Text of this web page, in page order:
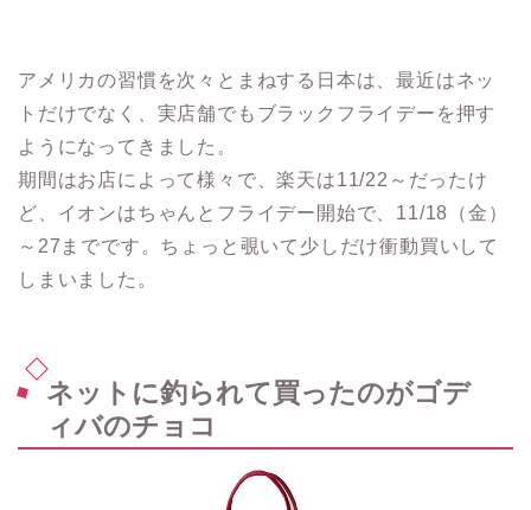
アメリカの習慣を次々とまねする日本は、最近はネッ
トだけでなく、実店舗でもブラックフライデーを押す
ようになってきました。
期間はお店によって様々で、楽天は11/22～だったけ
ど、イオンはちゃんとフライデー開始で、11/18（金）
～27までです。ちょっと覗いて少しだけ衝動買いして
しまいました。
ネットに釣られて買ったのがゴデ
ィバのチョコ